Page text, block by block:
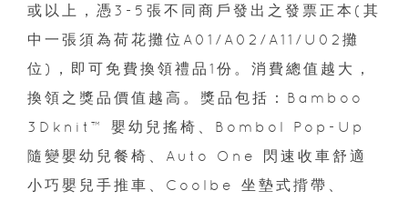
或以上，憑3-5張不同商戶發出之發票正本(其
中一張須為荷花攤位A01/A02/A11/U02攤
位)，即可免費換領禮品1份。消費總值越大，
換領之獎品價值越高。獎品包括：Bamboo
3Dknit™ 嬰幼兒搖椅、Bombol Pop-Up
隨變嬰幼兒餐椅、Auto One 閃速收車舒適
小巧嬰兒手推車、Coolbe 坐墊式揹帶、